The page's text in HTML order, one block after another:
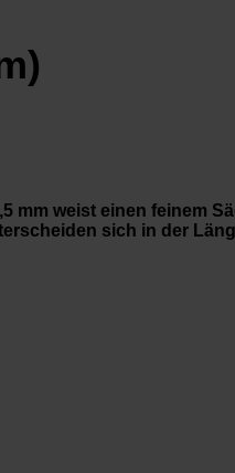
mm weist einen feinem
sich in der